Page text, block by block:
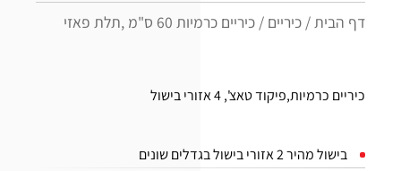
דף הבית/ כיריים / כיריים כרמיות 60 ס"מ ,תלת פאזי
כיריים כרמיות,פיקוד טאצ', 4 אזורי בישול
בישול מהיר 2 אזורי בישול בגדלים שונים